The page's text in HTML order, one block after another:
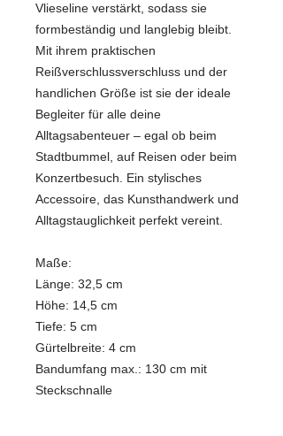
Vlieseline verstärkt, sodass sie
formbeständig und langlebig bleibt.
Mit ihrem praktischen
Reißverschlussverschluss und der
handlichen Größe ist sie der ideale
Begleiter für alle deine
Alltagsabenteuer – egal ob beim
Stadtbummel, auf Reisen oder beim
Konzertbesuch. Ein stylisches
Accessoire, das Kunsthandwerk und
Alltagstauglichkeit perfekt vereint.
Maße:
Länge: 32,5 cm
Höhe: 14,5 cm
Tiefe: 5 cm
Gürtelbreite: 4 cm
Bandumfang max.: 130 cm mit
Steckschnalle